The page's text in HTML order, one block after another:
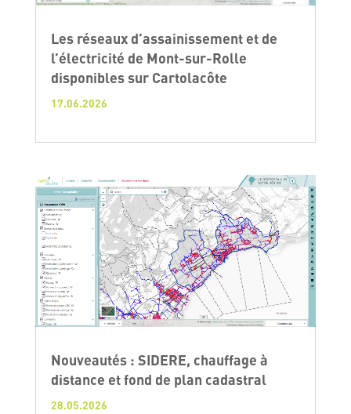
Les réseaux d’assainissement et de
l’électricité de Mont-sur-Rolle
disponibles sur Cartolacôte
17.06.2026
Nouveautés : SIDERE, chauffage à
distance et fond de plan cadastral
28.05.2026